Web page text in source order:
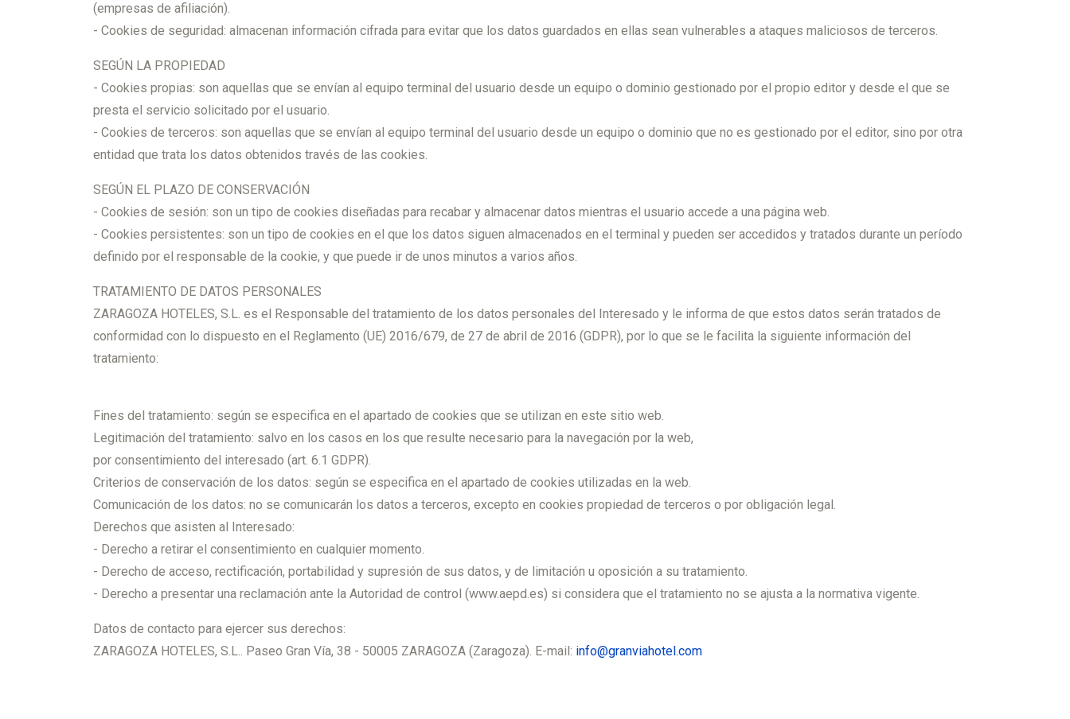
(empresas de afiliación).
- Cookies de seguridad: almacenan información cifrada para evitar que los datos guardados en ellas sean vulnerables a ataques maliciosos de terceros.
SEGÚN LA PROPIEDAD
- Cookies propias: son aquellas que se envían al equipo terminal del usuario desde un equipo o dominio gestionado por el propio editor y desde el que se
presta el servicio solicitado por el usuario.
- Cookies de terceros: son aquellas que se envían al equipo terminal del usuario desde un equipo o dominio que no es gestionado por el editor, sino por otra
entidad que trata los datos obtenidos través de las cookies.
SEGÚN EL PLAZO DE CONSERVACIÓN
- Cookies de sesión: son un tipo de cookies diseñadas para recabar y almacenar datos mientras el usuario accede a una página web.
- Cookies persistentes: son un tipo de cookies en el que los datos siguen almacenados en el terminal y pueden ser accedidos y tratados durante un período
definido por el responsable de la cookie, y que puede ir de unos minutos a varios años.
TRATAMIENTO DE DATOS PERSONALES
ZARAGOZA HOTELES, S.L. es el Responsable del tratamiento de los datos personales del Interesado y le informa de que estos datos serán tratados de
conformidad con lo dispuesto en el Reglamento (UE) 2016/679, de 27 de abril de 2016 (GDPR), por lo que se le facilita la siguiente información del
tratamiento:
Fines del tratamiento: según se especifica en el apartado de cookies que se utilizan en este sitio web.
Legitimación del tratamiento: salvo en los casos en los que resulte necesario para la navegación por la web,
por consentimiento del interesado (art. 6.1 GDPR).
Criterios de conservación de los datos: según se especifica en el apartado de cookies utilizadas en la web.
Comunicación de los datos: no se comunicarán los datos a terceros, excepto en cookies propiedad de terceros o por obligación legal.
Derechos que asisten al Interesado:
- Derecho a retirar el consentimiento en cualquier momento.
- Derecho de acceso, rectificación, portabilidad y supresión de sus datos, y de limitación u oposición a su tratamiento.
- Derecho a presentar una reclamación ante la Autoridad de control (www.aepd.es) si considera que el tratamiento no se ajusta a la normativa vigente.
Datos de contacto para ejercer sus derechos:
ZARAGOZA HOTELES, S.L.. Paseo Gran Vía, 38 - 50005 ZARAGOZA (Zaragoza). E-mail: info@granviahotel.com